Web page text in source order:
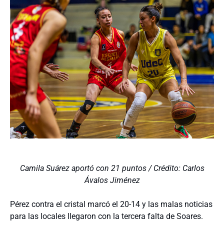
Camila Suárez aportó con 21 puntos / Crédito: Carlos
Ávalos Jiménez
Pérez contra el cristal marcó el 20-14 y las malas noticias
para las locales llegaron con la tercera falta de Soares.